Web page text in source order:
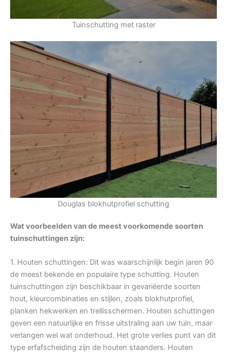
Tuinschutting met raster
Douglas blokhutprofiel schutting
Wat voorbeelden van de meest voorkomende soorten
tuinschuttingen zijn:
1. Houten schuttingen: Dit was waarschijnlijk begin jaren 90
de meest bekende en populaire type schutting. Houten
tuinschuttingen zijn beschikbaar in gevariëerde soorten
hout, kleurcombinaties en stijlen, zoals blokhutprofiel,
planken hekwerken en trellisschermen. Houten schuttingen
geven een natuurlijke en frisse uitstraling aan uw tuin, maar
verlangen wel wat onderhoud. Het grote verlies punt van dit
type erfafscheiding zijn de houten staanders. Houten